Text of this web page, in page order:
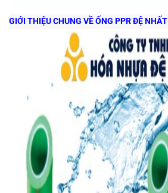
GIỚI THIỆU CHUNG VỀ ỐNG PPR ĐỆ NHẤT